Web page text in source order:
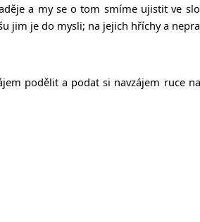
a my se o tom smíme ujistit ve
jim je do mysli; na jejich hříchy a
podělit a podat si navzájem ruce